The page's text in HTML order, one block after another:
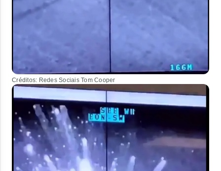
Créditos: Redes Sociais Tom Cooper